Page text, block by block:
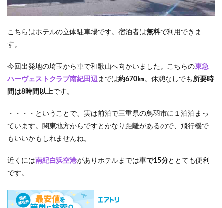
こちらはホテルの立体駐車場です。宿泊者は無料で利用できま
す。
今回出発地の埼玉から車で和歌山へ向かいました。こちらの東急
ハーヴェストクラブ南紀田辺までは約670㎞。休憩なしでも 所要時
間は8時間以上です。
・・・・ということで、実は前泊で三重県の鳥羽市に１泊泊まっ
ています。関東地方からですとかなり距離があるので、飛行機で
もいいかもしれませんね。
近くには南紀白浜空港がありホテルまでは車で15分ととても便利
です。